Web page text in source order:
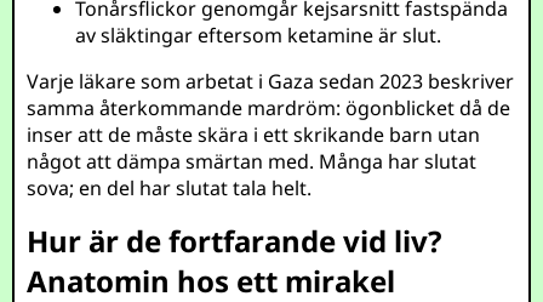
Tonårsflickor genomgår kejsarsnitt fastspända
av släktingar eftersom ketamine är slut.
Varje läkare som arbetat i Gaza sedan 2023 beskriver
samma återkommande mardröm: ögonblicket då de
inser att de måste skära i ett skrikande barn utan
något att dämpa smärtan med. Många har slutat
sova; en del har slutat tala helt.
Hur är de fortfarande vid liv?
Anatomin hos ett mirakel